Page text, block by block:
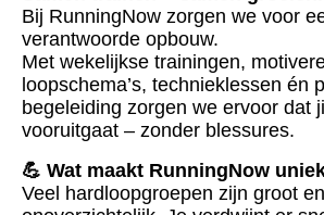
Bij RunningNow zorgen we voor
verantwoorde opbouw.
Met wekelijkse trainingen,
loopschema’s, technieklessen én
begeleiding zorgen we ervoor dat
vooruitgaat – zonder blessures.
💪 Wat maakt RunningNow
Veel hardloopgroepen zijn groot en